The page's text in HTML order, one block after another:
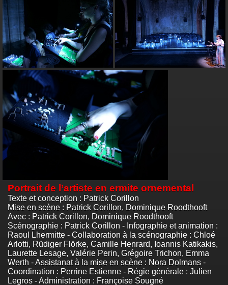
Portrait de l’artiste en ermite ornemental
Texte et conception : Patrick Corillon
Mise en scène : Patrick Corillon, Dominique Roodthooft
Avec : Patrick Corillon, Dominique Roodthooft
Scénographie : Patrick Corillon - Infographie et animation :
Raoul Lhermitte - Collaboration à la scénographie : Chloé
Arlotti, Rüdiger Flörke, Camille Henrard, Ioannis Katikakis,
Laurette Lesage, Valérie Perin, Grégoire Trichon, Emma
Werth - Assistanat à la mise en scène : Nora Dolmans -
Coordination : Perrine Estienne - Régie générale : Julien
Legros - Administration : Françoise Sougné